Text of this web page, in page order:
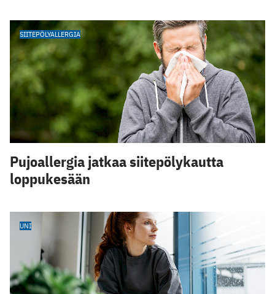
SIITEPÖLYALLERGIA
Pujoallergia jatkaa siitepölykautta
loppukesään
UNI